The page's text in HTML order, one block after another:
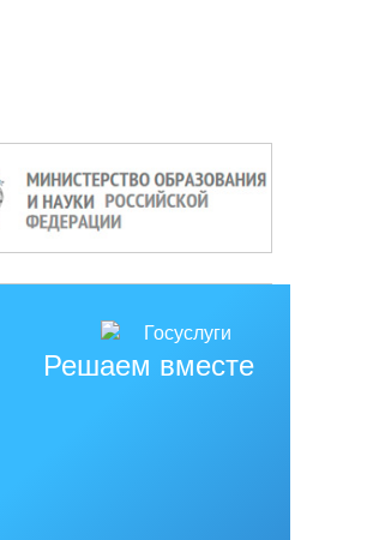
Решаем вместе